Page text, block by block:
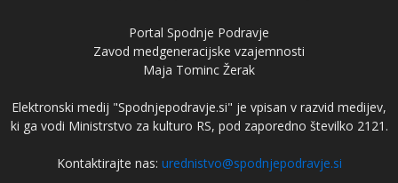
Portal Spodnje Podravje
Zavod medgeneracijske vzajemnosti
Maja Tominc Žerak
Elektronski medij "Spodnjepodravje.si" je vpisan v razvid medijev,
ki ga vodi Ministrstvo za kulturo RS, pod zaporedno številko 2121.
Kontaktirajte nas: urednistvo@spodnjepodravje.si